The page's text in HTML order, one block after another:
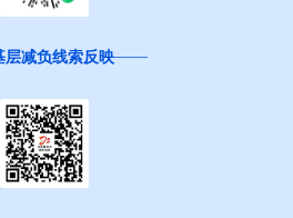
层减负线索反映